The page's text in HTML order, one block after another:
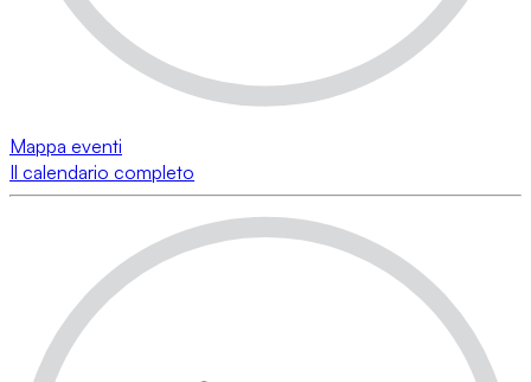
Mappa eventi
Il calendario completo